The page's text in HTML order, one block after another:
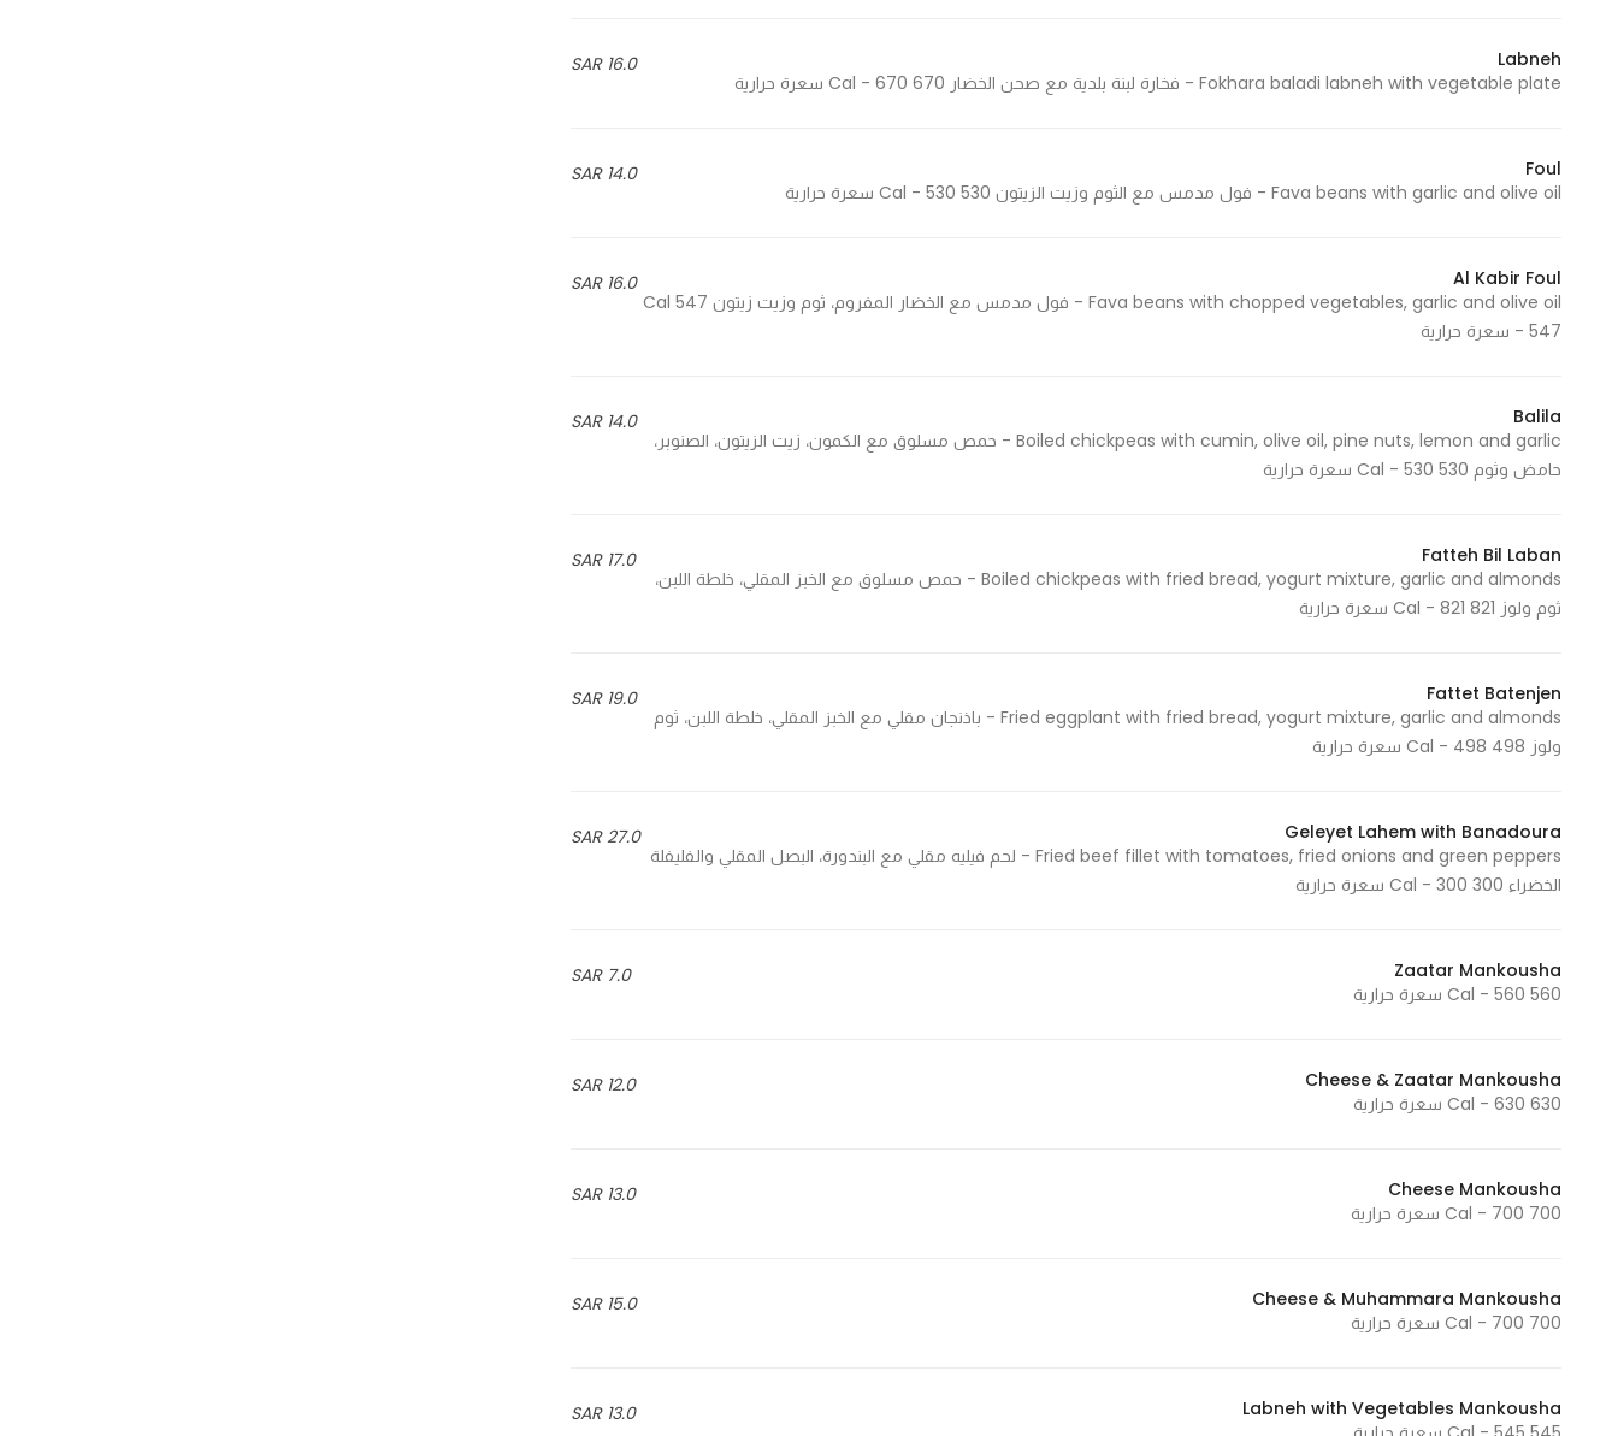
16.0 SAR
Labneh
Fokhara baladi labneh with vegetable plate - فخارة لبنة بلدية مع صحن الخضار 670 Cal - 670 سعرة حرارية
14.0 SAR
Foul
Fava beans with garlic and olive oil - فول مدمس مع الثوم وزيت الزيتون 530 Cal - 530 سعرة حرارية
16.0 SAR
Al Kabir Foul
Fava beans with chopped vegetables, garlic and olive oil - فول مدمس مع الخضار المفروم، ثوم وزيت زيتون 547 Cal
- 547 سعرة حرارية
14.0 SAR
Balila
Boiled chickpeas with cumin, olive oil, pine nuts, lemon and garlic - حمص مسلوق مع الكمون، زيت الزيتون، الصنوبر،
حامض وثوم 530 Cal - 530 سعرة حرارية
17.0 SAR
Fatteh Bil Laban
Boiled chickpeas with fried bread, yogurt mixture, garlic and almonds - حمص مسلوق مع الخبز المقلي، خلطة اللبن،
ثوم ولوز 821 Cal - 821 سعرة حرارية
19.0 SAR
Fattet Batenjen
Fried eggplant with fried bread, yogurt mixture, garlic and almonds - باذنجان مقلي مع الخبز المقلي، خلطة اللبن، ثوم
ولوز 498 Cal - 498 سعرة حرارية
27.0 SAR
Geleyet Lahem with Banadoura
Fried beef fillet with tomatoes, fried onions and green peppers - لحم فيليه مقلي مع البندورة، البصل المقلي والفليفلة
الخضراء 300 Cal - 300 سعرة حرارية
7.0 SAR
Zaatar Mankousha
560 Cal - 560 سعرة حرارية
12.0 SAR
Cheese & Zaatar Mankousha
630 Cal - 630 سعرة حرارية
13.0 SAR
Cheese Mankousha
700 Cal - 700 سعرة حرارية
15.0 SAR
Cheese & Muhammara Mankousha
700 Cal - 700 سعرة حرارية
13.0 SAR
Labneh with Vegetables Mankousha
In order for
us to
website's
structure,
based on
how the
Experience
to perform
as well as
visit. If you
refuse
these
functionality
disappear
website.
By sharing
your
you visit our
chance of
seeing
offers.